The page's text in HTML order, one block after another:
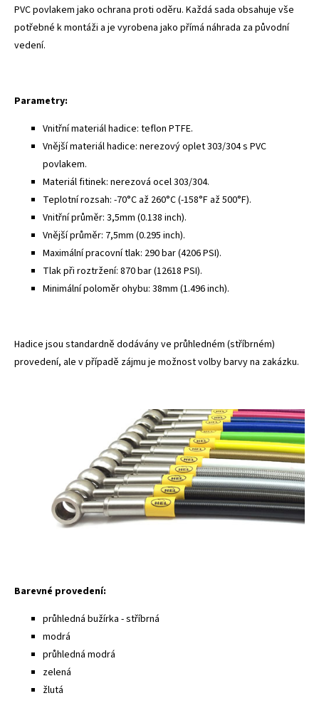
PVC povlakem jako ochrana proti oděru. Každá sada obsahuje vše
potřebné k montáži a je vyrobena jako přímá náhrada za původní
vedení.
Parametry:
Vnitřní materiál hadice: teflon PTFE.
Vnější materiál hadice: nerezový oplet 303/304 s PVC
povlakem.
Materiál fitinek: nerezová ocel 303/304.
Teplotní rozsah: -70°C až 260°C (-158°F až 500°F).
Vnitřní průměr: 3,5mm (0.138 inch).
Vnější průměr: 7,5mm (0.295 inch).
Maximální pracovní tlak: 290 bar (4206 PSI).
Tlak při roztržení: 870 bar (12618 PSI).
Minimální poloměr ohybu: 38mm (1.496 inch).
Hadice jsou standardně dodávány ve průhledném (stříbrném)
provedení, ale v případě zájmu je možnost volby barvy na zakázku.
Barevné provedení:
průhledná bužírka - stříbrná
modrá
průhledná modrá
zelená
žlutá